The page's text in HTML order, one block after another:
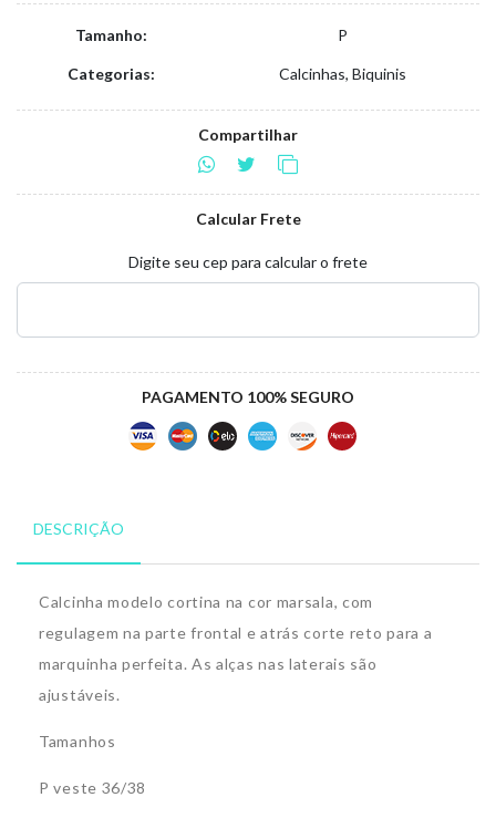
Tamanho: P
Categorias: Calcinhas, Biquinis
Compartilhar
Calcular Frete
Digite seu cep para calcular o frete
PAGAMENTO 100% SEGURO
DESCRIÇÃO
Calcinha modelo cortina na cor marsala, com
regulagem na parte frontal e atrás corte reto para a
marquinha perfeita. As alças nas laterais são
ajustáveis.
Tamanhos
P veste 36/38